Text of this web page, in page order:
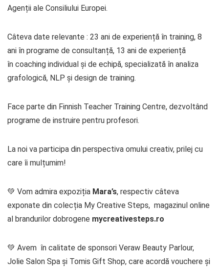
Agenții ale Consiliului Europei.
Câteva date relevante : 23 ani de experiență în training, 8
ani în programe de consultanță, 13 ani de experiență
în coaching individual și de echipă, specializată în analiza
grafologică, NLP și design de training.
Face parte din Finnish Teacher Training Centre, dezvoltând
programe de instruire pentru profesori.
La noi va participa din perspectiva omului creativ, prilej cu
care îi mulțumim!
💚 Vom admira expoziția Mara’s, respectiv câteva
exponate din colecția My Creative Steps, magazinul online
al brandurilor dobrogene mycreativesteps.ro
💚 Avem în calitate de sponsori Veraw Beauty Parlour,
Jolie Salon Spa și Tomis Gift Shop, care acordă vouchere și